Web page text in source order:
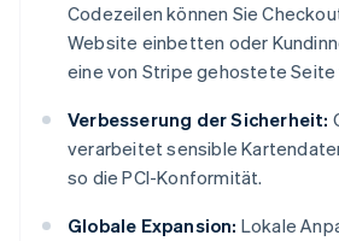
Codezeilen können Sie
Website einbetten oder
eine von Stripe gehostete
Verbesserung der Sicherheit:
verarbeitet sensible
so die PCI-Konformität.
Globale Expansion: Lokale